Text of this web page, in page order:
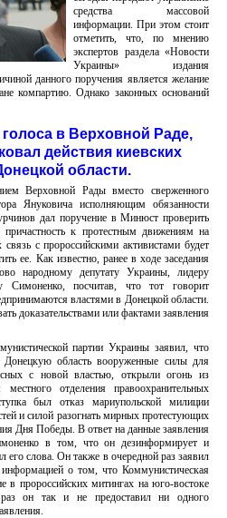
средства массовой
информации. При этом стоит
отметить, что, по мнению
экспертов раздела «Новости
Украины» издания
данного поручения является желание
компартию. Однако законных оснований
в Верховной Раде,
действия киевских
области.
Верховной Рады вместо сверженного
Януковича исполняющим обязанности
дал поручение в Минюст проверить
к протестным движениям на
с пророссийскими активистами будет
ее. Как известно, ранее в ходе заседания
народному депутату Украины, лидеру
Симоненко, посчитав, что тот говорит
властями в Донецкой области.
доказательствами или фактами заявления
партии Украины заявил, что
Донецкую область вооруженные силы для
с новой властью, открыли огонь из
местного отделения правоохранительных
был отказ мариупольской милиции
и силой разогнать мирных протестующих
Дня Победы. В ответ на данные заявления
в том, что он дезинформирует и
его слова. Он также в очередной раз заявил
информацией о том, что Коммунистическая
в пророссийских митингах на юго-востоке
он так и не предоставил ни одного